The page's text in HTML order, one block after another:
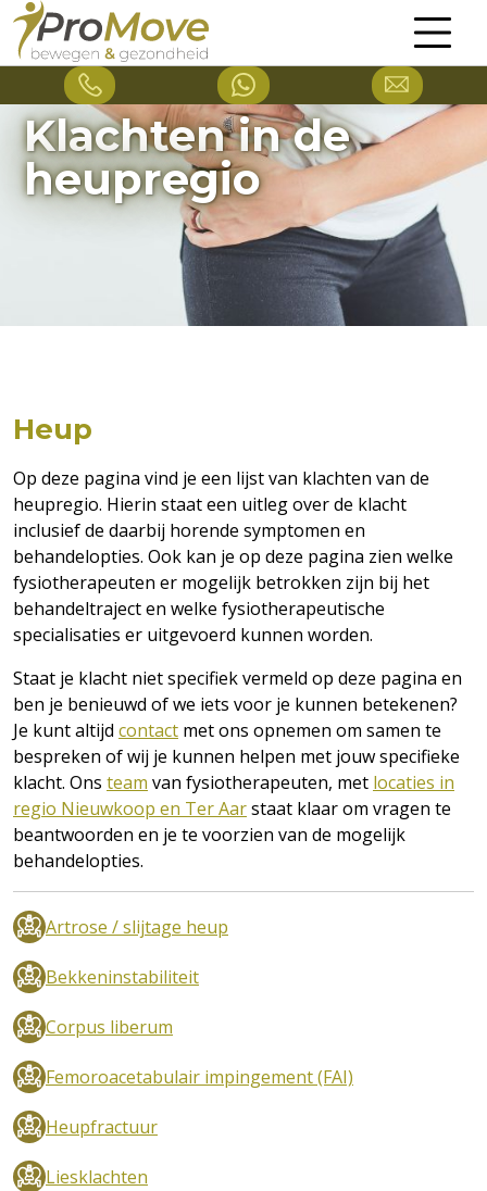
Klachten in de
heupregio
Heup
Op deze pagina vind je een lijst van klachten van de
heupregio. Hierin staat een uitleg over de klacht
inclusief de daarbij horende symptomen en
behandelopties. Ook kan je op deze pagina zien welke
fysiotherapeuten er mogelijk betrokken zijn bij het
behandeltraject en welke fysiotherapeutische
specialisaties er uitgevoerd kunnen worden.
Staat je klacht niet specifiek vermeld op deze pagina en
ben je benieuwd of we iets voor je kunnen betekenen?
Je kunt altijd contact met ons opnemen om samen te
bespreken of wij je kunnen helpen met jouw specifieke
klacht. Ons team van fysiotherapeuten, met locaties in
regio Nieuwkoop en Ter Aarstaat klaar om vragen te
beantwoorden en je te voorzien van de mogelijk
behandelopties.
Artrose / slijtage heup
Bekkeninstabiliteit
Corpus liberum
Femoroacetabulair impingement (FAI)
Heupfractuur
Liesklachten